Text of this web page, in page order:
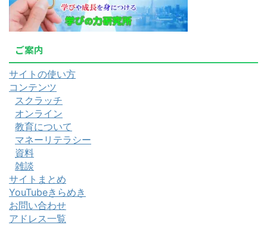
ご案内
サイトの使い方
コンテンツ
スクラッチ
オンライン
教育について
マネーリテラシー
資料
雑談
サイトまとめ
YouTubeきらめき
お問い合わせ
アドレス一覧